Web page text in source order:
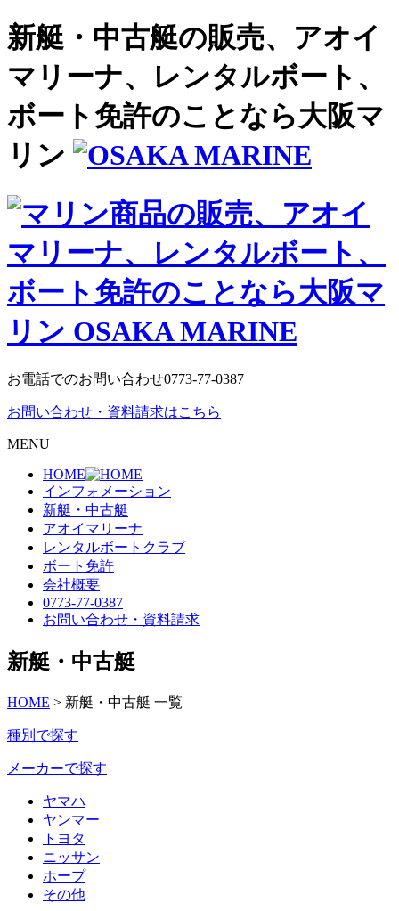
新艇・中古艇の販売、アオイ
マリーナ、レンタルボート、
ボート免許のことなら大阪マ
リン
お電話でのお問い合わせ0773-77-0387
お問い合わせ・資料請求はこちら
MENU
HOME
インフォメーション
新艇・中古艇
アオイマリーナ
レンタルボートクラブ
ボート免許
会社概要
0773-77-0387
お問い合わせ・資料請求
新艇・中古艇
HOME > 新艇・中古艇 一覧
種別で探す
メーカーで探す
ヤマハ
ヤンマー
トヨタ
ニッサン
ホープ
その他